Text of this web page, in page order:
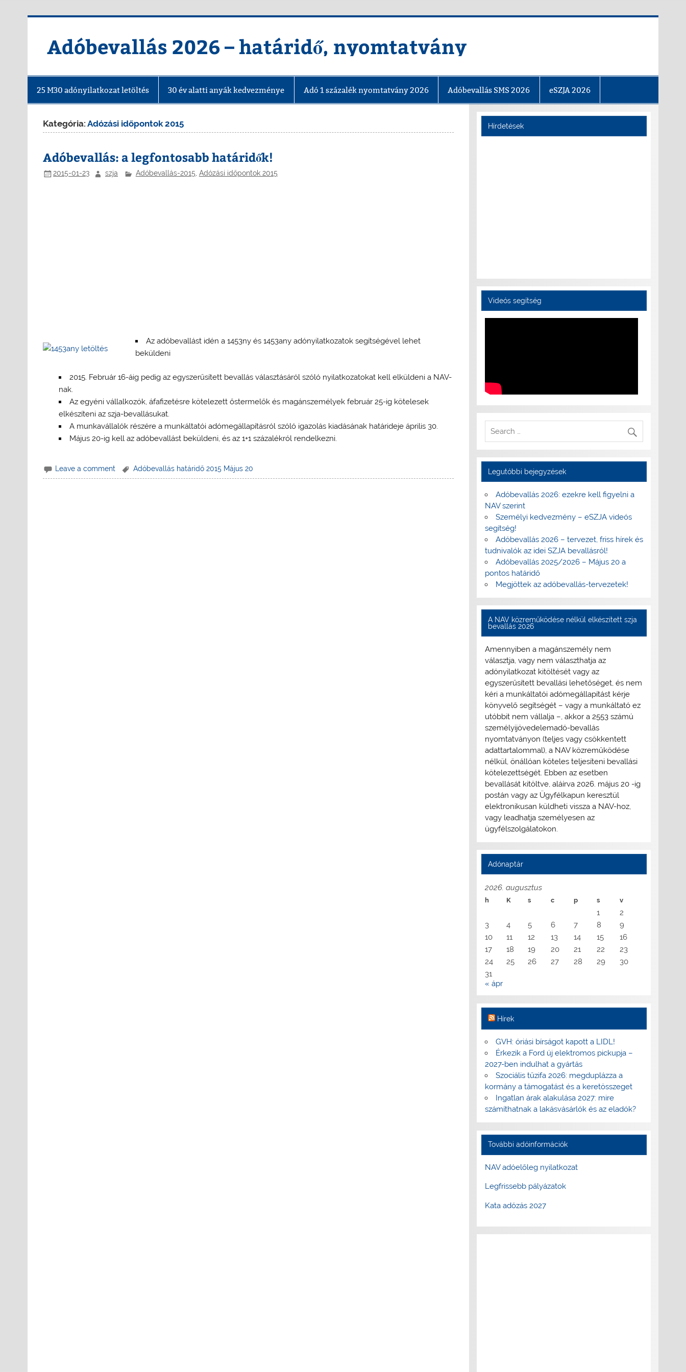
Adóbevallás 2026 – határidő, nyomtatvány
25 M30 adónyilatkozat letöltés 30 év alatti anyák kedvezménye Adó 1 százalék nyomtatvány 2026 Adóbevallás SMS 2026 eSZJA 2026
Kategória:Adózási időpontok 2015
Adóbevallás: a legfontosabb határidők!
2015-01-23 szja Adóbevallás-2015, Adózási időpontok 2015
Az adóbevallást idén a 1453ny és 1453any adónyilatkozatok segítségével lehet
beküldeni
2015. Február 16-áig pedig az egyszerűsített bevallás választásáról szóló nyilatkozatokat kell elküldeni a NAV-
nak.
Az egyéni vállalkozók, áfafizetésre kötelezett őstermelők és magánszemélyek február 25-ig kötelesek
elkészíteni az szja-bevallásukat.
A munkavállalók részére a munkáltatói adómegállapításról szóló igazolás kiadásának határideje április 30.
Május 20-ig kell az adóbevallást beküldeni, és az 1+1 százalékról rendelkezni.
Leave a comment Adóbevallás határidő 2015 Május 20
Hírdetések
Videós segítség
Legutóbbi bejegyzések
Adóbevallás 2026: ezekre kell figyelni a
NAV szerint
Személyi kedvezmény – eSZJA videós
segítség!
Adóbevallás 2026 – tervezet, friss hírek és
tudnivalók az idei SZJA bevallásról!
Adóbevallás 2025/2026 – Május 20 a
pontos határidő
Megjöttek az adóbevallás-tervezetek!
A NAV közreműködése nélkül elkészített szja
bevallás 2026
Amennyiben a magánszemély nem
választja, vagy nem választhatja az
adónyilatkozat kitöltését vagy az
egyszerűsített bevallási lehetőséget, és nem
kéri a munkáltatói adómegállapítást kérje
könyvelő segítségét – vagy a munkáltató ez
utóbbit nem vállalja –, akkor a 2553 számú
személyijövedelemadó-bevallás
nyomtatványon (teljes vagy csökkentett
adattartalommal), a NAV közreműködése
nélkül, önállóan köteles teljesíteni bevallási
kötelezettségét. Ebben az esetben
bevallását kitöltve, aláírva 2026. május 20 -ig
postán vagy az Ügyfélkapun keresztül
elektronikusan küldheti vissza a NAV-hoz,
vagy leadhatja személyesen az
ügyfélszolgálatokon.
Adónaptár
2026. augusztus
h K s c p s v
1
2
3
4 5 6 7 8
9
10
11 12 13 14 15
16
17
18 19 20 21 22
23
24
25 26 27 28 29
30
31
« ápr
Hírek
GVH: óriási bírságot kapott a LIDL!
Érkezik a Ford új elektromos pickupja –
2027-ben indulhat a gyártás
Szociális tűzifa 2026: megduplázza a
kormány a támogatást és a keretösszeget
Ingatlan árak alakulása 2027: mire
számíthatnak a lakásvásárlók és az eladók?
További adóinformációk
NAV adóelőleg nyilatkozat
Legfrissebb pályázatok
Kata adózás 2027